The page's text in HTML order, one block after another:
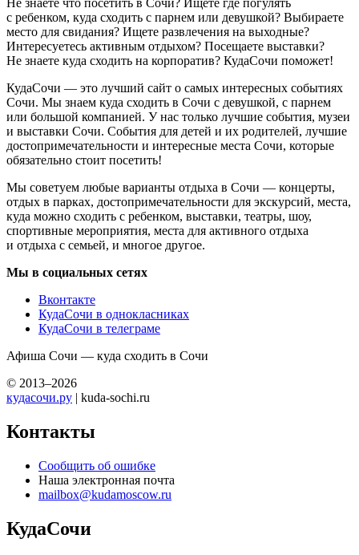
Не знаете что посетить в Сочи? Ищете где погулять
с ребенком, куда сходить с парнем или девушкой? Выбираете
место для свидания? Ищете развлечения на выходные?
Интересуетесь активным отдыхом? Посещаете выставки?
Не знаете куда сходить на корпоратив? КудаСочи поможет!
КудаСочи — это лучший сайт о самых интересных событиях
Сочи. Мы знаем куда сходить в Сочи с девушкой, с парнем
или большой компанией. У нас только лучшие события, музеи
и выставки Сочи. События для детей и их родителей, лучшие
достопримечательности и интересные места Сочи, которые
обязательно стоит посетить!
Мы советуем любые варианты отдыха в Сочи — концерты,
отдых в парках, достопримечательности для экскурсий, места,
куда можно сходить с ребенком, выставки, театры, шоу,
спортивные мероприятия, места для активного отдыха
и отдыха с семьей, и многое другое.
Мы в социальных сетях
Вконтакте
КудаСочи в однокласниках
КудаСочи в телеграме
Афиша Сочи — куда сходить в Сочи
© 2013–2026
кудасочи.ру | kuda-sochi.ru
Контакты
Сообщить об ошибке
Наша электронная почта
mailbox@kudamoscow.ru
КудаСочи